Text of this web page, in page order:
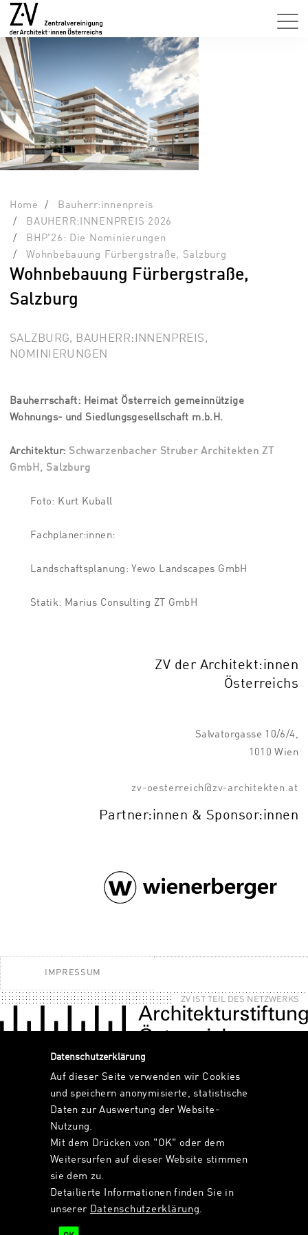
Home
Bauherr:innenpreis
BAUHERR:INNENPREIS 2026
BHP'26: Die Nominierungen
Wohnbebauung Fürbergstraße, Salzburg
Wohnbebauung Fürbergstraße,
Salzburg
SALZBURG, BAUHERR:INNENPREIS,
NOMINIERUNGEN
Bauherrschaft: Heimat Österreich gemeinnützige
Wohnungs- und Siedlungsgesellschaft m.b.H.
Architektur: Schwarzenbacher Struber Architekten ZT
GmbH, Salzburg
Foto: Kurt Kuball
Fachplaner:innen:
Landschaftsplanung: Yewo Landscapes GmbH
Statik: Marius Consulting ZT GmbH
ZV der Architekt:innen
Österreichs
Salvatorgasse 10/6/4,
1010 Wien
zv-oesterreich@zv-architekten.at
Partner:innen & Sponsor:innen
IMPRESSUM
ZV IST TEIL DES NETZWERKS
Datenschutzerklärung
Auf dieser Seite verwenden wir Cookies
und speichern anonymisierte, statistische
Daten zur Auswertung der Website-
Nutzung.
Mit dem Drücken von "OK" oder dem
Weitersurfen auf dieser Website stimmen
sie dem zu.
Detailierte Informationen finden Sie in
unserer Datenschutzerklärung.